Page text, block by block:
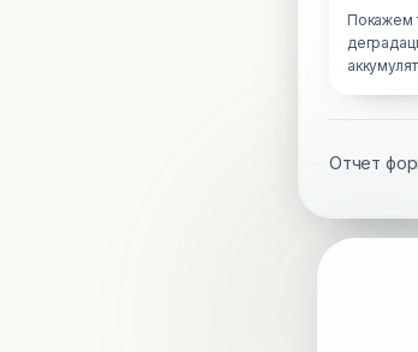
Покажем
Отчет